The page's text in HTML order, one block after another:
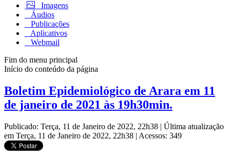
Imagens
Áudios
Publicações
Aplicativos
Webmail
Fim do menu principal
Início do conteúdo da página
Boletim Epidemiológico de Arara em 11
de janeiro de 2021 às 19h30min.
Publicado: Terça, 11 de Janeiro de 2022, 22h38 | Última atualização
em Terça, 11 de Janeiro de 2022, 22h38 | Acessos: 349